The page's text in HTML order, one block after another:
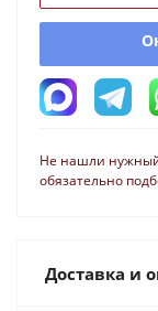
Не нашли
обязательно
Доставка и